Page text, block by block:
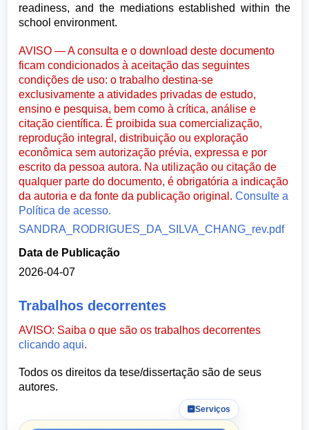
readiness, and the mediations established within the
school environment.
AVISO — A consulta e o download deste documento
ficam condicionados à aceitação das seguintes
condições de uso: o trabalho destina-se
exclusivamente a atividades privadas de estudo,
ensino e pesquisa, bem como à crítica, análise e
citação científica. É proibida sua comercialização,
reprodução integral, distribuição ou exploração
econômica sem autorização prévia, expressa e por
escrito da pessoa autora. Na utilização ou citação de
qualquer parte do documento, é obrigatória a indicação
da autoria e da fonte da publicação original.Consulte a
Política de acesso.
SANDRA_RODRIGUES_DA_SILVA_CHANG_rev.pdf
Data de Publicação
2026-04-07
Trabalhos decorrentes
AVISO: Saiba o que são os trabalhos decorrentes
clicando aqui.
Todos os direitos da tese/dissertação são de seus
autores.
Serviços